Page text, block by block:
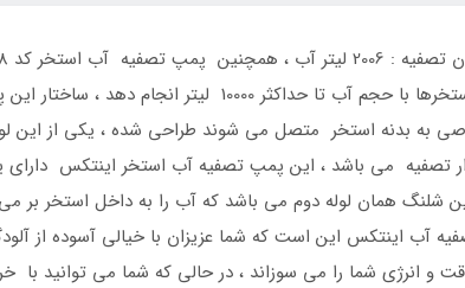
به بدنه استخر متصل می شوند طراحی شده ، یکی از این
تصفیه می باشد ، این پمپ تصفیه آب استخر اینتکس
همان لوله دوم می باشد که آب را به داخل استخر بر
آب اینتکس این است که شما عزیزان با خیالی آسوده از
انرژی شما را می سوزاند ، در حالی که شما می توانید